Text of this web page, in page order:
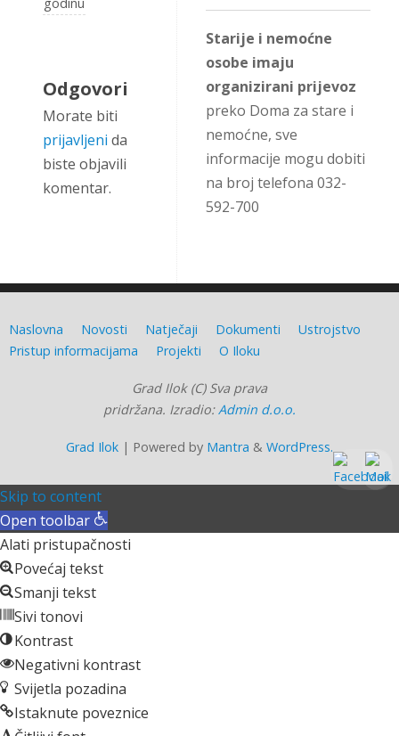
Odgovori
Morate biti
prijavljeni da
biste objavili
komentar.
Starije i nemoćne
osobe imaju
organizirani prijevoz
preko Doma za stare i
nemoćne, sve
informacije mogu dobiti
na broj telefona 032-
592-700
Naslovna Novosti Natječaji Dokumenti
Ustrojstvo
Pristup informacijama
Projekti O Iloku
Grad Ilok (C) Sva prava
pridržana. Izradio:Admin d.o.o.
Grad Ilok | Powered by Mantra & WordPress.
Skip to content
Open toolbar
Alati pristupačnosti
Povećaj tekst
Smanji tekst
Sivi tonovi
Kontrast
Negativni kontrast
Svijetla pozadina
Istaknute poveznice